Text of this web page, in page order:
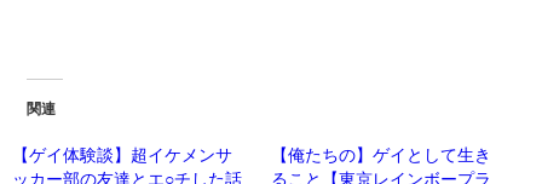
関連
【ゲイ体験談】超イケメンサ
ッカー部の友達とエ○チした話
【俺たちの】ゲイとして生き
ること【東京レインボープラ